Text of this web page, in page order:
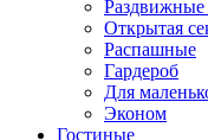
Открытая
Распашные
Гардероб
Для
Эконом
Гостиные